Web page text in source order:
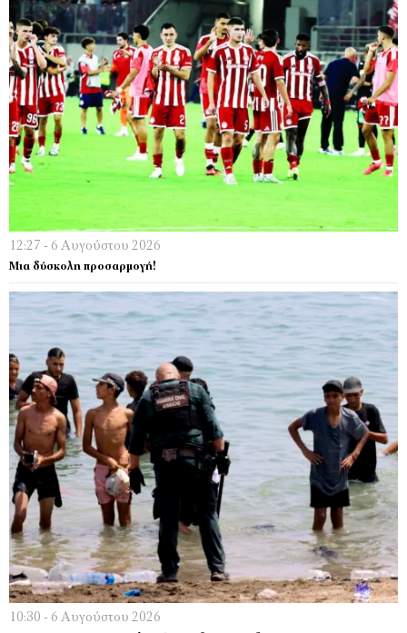
12:27 - 6 Αυγούστου 2026
Μια δύσκολη προσαρμογή!
10:30 - 6 Αυγούστου 2026